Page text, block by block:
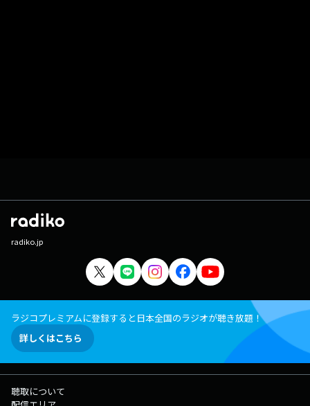
radiko.jp
ラジコプレミアムに登録すると日本全国のラジオが聴き放題！
詳しくはこちら
聴取について